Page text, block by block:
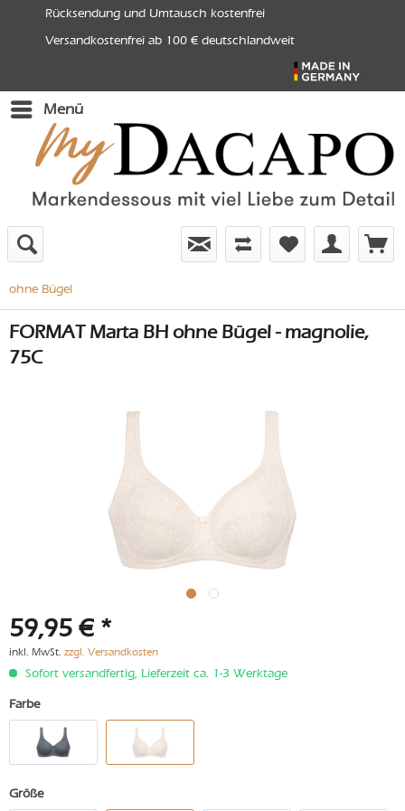
Rücksendung und Umtausch kostenfrei
Versandkostenfrei ab 100 € deutschlandweit
Menü
ohne Bügel
FORMAT Marta BH ohne Bügel - magnolie,
75C
59,95 € *
inkl. MwSt. zzgl. Versandkosten
Sofort versandfertig, Lieferzeit ca. 1-3 Werktage
Farbe
Größe